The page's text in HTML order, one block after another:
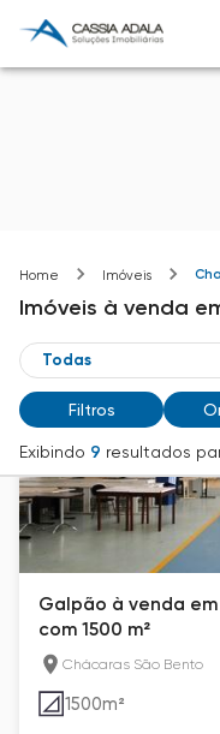
Home Imóveis
Imóveis à venda
Filtros
Exibindo 9 resultados
Galpão à venda em
com 1500 m²
Chácaras São Bento
1500m²